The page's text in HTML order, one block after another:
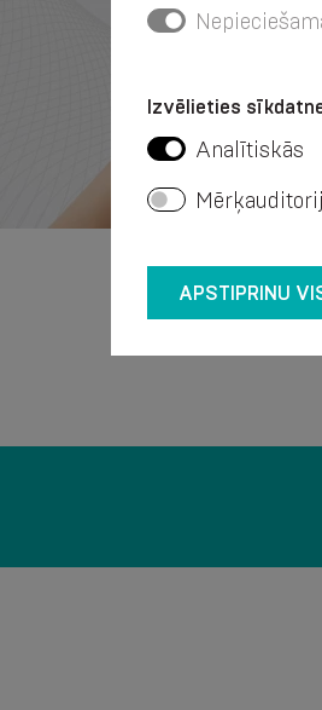
Izvēlieties
Analītiskās
APSTIPRINU